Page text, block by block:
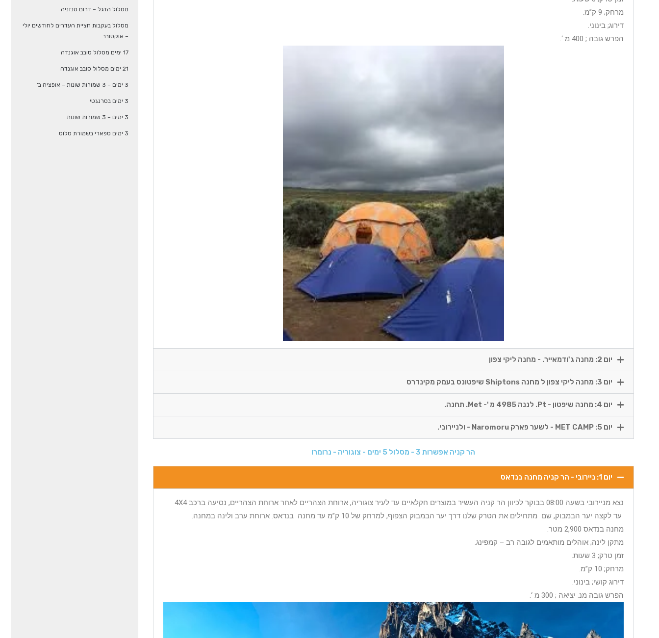
מרחק; 9 ק”מ.
דירוג; בינוני.
הפרש גובה ; 400 מ ‘.
יום 2: מחנה ג'ודמאייר. - מחנה ליקי צפון
יום 3: מחנה ליקי צפון ל מחנה Shiptons שיפטונס בעמק מקינדרס
יום 4: מחנה שיפטון - Pt. לננה 4985 מ '- Met. תחנה.
יום 5: MET CAMP - לשער פארק Naromoru - ולניירובי.
הר קניה אפשרות 3 - מסלול 5 ימים - צוגוריה - נרומרו
יום 1: ניירובי - הר קניה מחנה בנדאס
נצא מניירובי בשעה 08:00 בבוקר לכיוון הר קניה העשיר במוצרים חקלאיים עד לעיר צוגוריה, ארוחת הצהריים לאחר ארוחת הצהריים, נסיעה ברכב 4X4
עד לקצה יער הבמבוק, שם מתחילים את הטרק שלנו דרך יער הבמבוק הצפוף, למרחק של 10 ק”מ עד מחנה בנדאס. ארוחת ערב ולינה במחנה.
מחנה בנדאס 2,900 מטר.
מתקן לינה; אוהלים מותאמים לגובה רב – קמפינג.
זמן טרק; 3 שעות.
מרחק; 10 ק”מ.
דירוג קושי; בינוני.
הפרש גובה מנ. יציאה ; 300 מ ‘.
מסלול הדגל – דרום טנזניה
מסלול בעקבות חציית העדרים לחודשים יולי
– אוקטובר
17 ימים מסלול סובב אוגנדה
21 ימים מסלול סובב אוגנדה
3 ימים – 3 שמורות שונות – אופציה ב’
3 ימים בסרנגטי
3 ימים – 3 שמורות שונות
3 ימים ספארי בשמורת סלוס